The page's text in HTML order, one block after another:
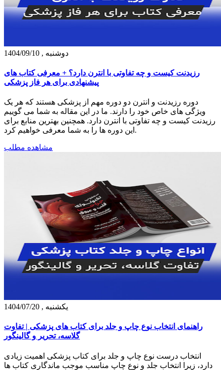
دوشنبه , 1404/09/10
رزیدنت کیست و چه تفاوتی با انترن دارد؟ + معرفی کتاب های
پیشنهادی برای هر فاز پزشکی
دوره رزیدنت و انترن دو دوره مهم از پزشکی هستند که هر یک
ویژگی های خاص خود را دارند. ما در این مقاله به شما می گوییم
رزیدنت کیست و چه تفاوتی با انترن دارد. همچنین بهترین منابع برای
این دوره ها را به شما معرفی خواهیم کرد.
مشاهده مطلب
يكشنبه , 1404/07/20
راهنمای انتخاب نوع چاپ و جلد برای کتاب‌ های پزشکی | تفاوت
گلاسه، تحریر و گالینگور
انتخاب درست نوع چاپ و جلد برای کتاب پزشکی اهمیت زیادی
دارد، زیرا انتخاب جلد و نوع چاپ مناسب موجب ماندگاری کتاب ها